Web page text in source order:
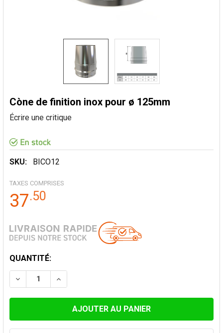
Còne de finition inox pour ø 125mm
Écrire une critique
SKU: BICO12
TAXES COMPRISES
37.50
STOCK
ACTUEL:
QUANTITÉ:
DIMINUER LA QUANTITÉ DE CÒNE DE FINITION INOX
AUGMENTER LA QUANTITÉ DE CÒNE DE